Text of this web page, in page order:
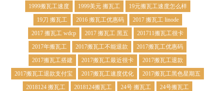
1999搬瓦工速度 1999美元 搬瓦工
19元搬瓦工速度怎么样
19刀 搬瓦工
2016 搬瓦工优惠码
2017 搬瓦工 linode
2017 搬瓦工 wdcp
2017 搬瓦工 黑五
201711搬瓦工很卡
2017年搬瓦工
2017搬瓦工不能退款
2017搬瓦工优惠码
2017搬瓦工搭建
2017搬瓦工最近很卡
2017搬瓦工退款
2017搬瓦工退款支付宝
2017搬瓦工速度优化
2017搬瓦工黑色星期五
2018124 搬瓦工
2018124搬瓦工 24号 搬瓦工
24号搬瓦工